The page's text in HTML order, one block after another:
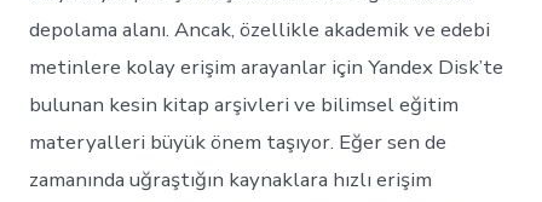
depolama alanı. Ancak, özellikle akademik ve edebi
metinlere kolay erişim arayanlar için Yandex Disk’te
bulunan kesin kitap arşivleri ve bilimsel eğitim
materyalleri büyük önem taşıyor. Eğer sen de
zamanında uğraştığın kaynaklara hızlı erişim